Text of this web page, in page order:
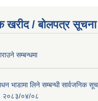
खरीद / बोलपत्र सूचना
सम्बन्धमा
भाडामा लिने सम्बन्धी सार्वजनिक
: २०८३/०४/०८